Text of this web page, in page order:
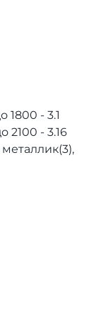
1800 - 3.1
2100 - 3.16